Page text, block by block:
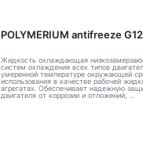
POLYMERIUM antifreeze
Жидкость охлаждающая
систем охлаждения всех типов
умеренной температуре окружающей
использования в качестве рабочей
агрегатах. Обеспечивает надежную
двигателя от коррозии и отложений, ..